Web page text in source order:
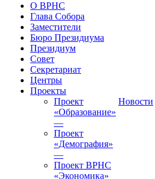
О ВРНС
Глава Собора
Заместители
Бюро Президиума
Президиум
Совет
Секретариат
Центры
Проекты
Проект
«Образование»
—
Проект
«Демография»
—
Проект ВРНС
«Экономика»
Новости